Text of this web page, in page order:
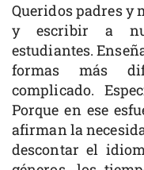
Queridos padres y
y escribir a
estudiantes.
formas más
complicado.
Porque en ese
afirman la
descontar el